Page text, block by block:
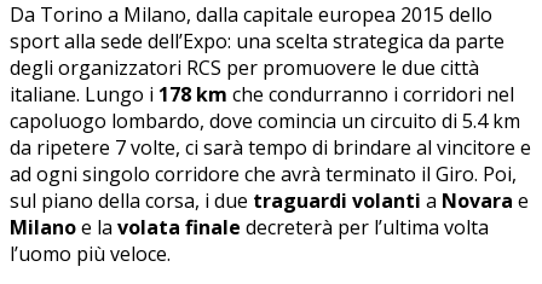
Da Torino a Milano, dalla capitale europea 2015 dello
sport alla sede dell’Expo: una scelta strategica da parte
degli organizzatori RCS per promuovere le due città
italiane. Lungo i 178 km che condurranno i corridori nel
capoluogo lombardo, dove comincia un circuito di 5.4 km
da ripetere 7 volte, ci sarà tempo di brindare al vincitore e
ad ogni singolo corridore che avrà terminato il Giro. Poi,
sul piano della corsa, i due traguardi volanti a Novara e
Milanoe la volata finale decreterà per l’ultima volta
l’uomo più veloce.